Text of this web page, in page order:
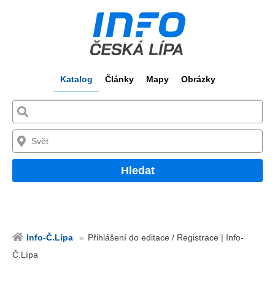
Katalog Články Mapy Obrázky
Hledat
Info-Č.Lípa
Přihlášení do editace / Registrace | Info-
Č.Lípa